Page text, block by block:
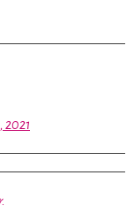
2021